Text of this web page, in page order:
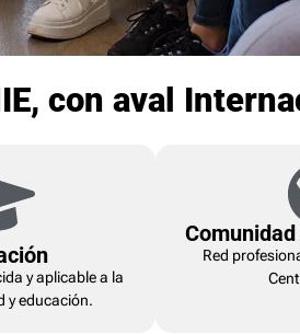
con aval
y aplicable a la
y educación.
Red